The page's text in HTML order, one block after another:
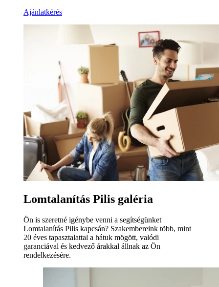
Ajánlatkérés
Lomtalanítás Pilis galéria
Ön is szeretné igénybe venni a segítségünket
Lomtalanítás Pilis kapcsán? Szakembereink több, mint
20 éves tapasztalattal a hátuk mögött, valódi
garanciával és kedvező árakkal állnak az Ön
rendelkezésére.